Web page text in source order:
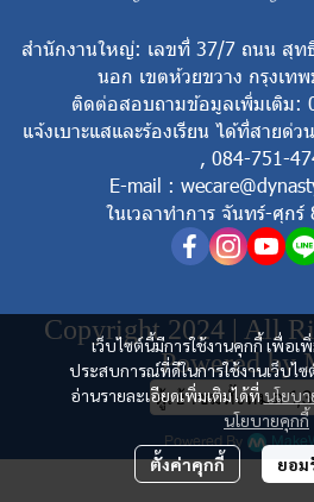
เว็บไซต์นี้มีการใช้งานคุกกี้ เพื่อ
ประสบการณ์ที่ดีในการใช้งานเว็บไ
อ่านรายละเอียดเพิ่มเติมได้ที่นโยบ
นโยบายคุกกี้
ตั้งค่าคุกกี้ ยอม
สำนักงานใหญ่: เลขที่ 37/7 ถนน สุท
นอก เขตห้วยขวาง กรุงเท
ติดต่อสอบถามข้อมูลเพิ่มเติม:
แจ้งเบาะแสและร้องเรียน ได้ที่สายด่
, 084-751-
E-mail :
ในเวลาทำการ จันทร์-ศุก
Copyright 2024 | All
Powered by
ผู้เข้าชมทั้งหมด
Powered By